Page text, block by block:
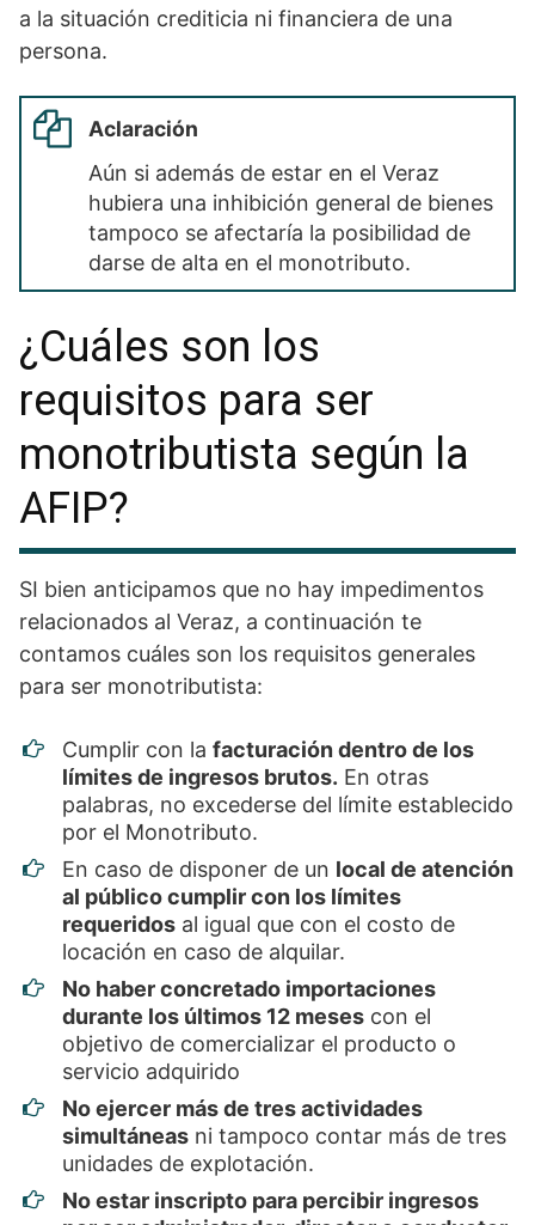
a la situación crediticia ni financiera de una
persona.
Aclaración
Aún si además de estar en el Veraz
hubiera una inhibición general de bienes
tampoco se afectaría la posibilidad de
darse de alta en el monotributo.
¿Cuáles son los
requisitos para ser
monotributista según la
AFIP?
SI bien anticipamos que no hay impedimentos
relacionados al Veraz, a continuación te
contamos cuáles son los requisitos generales
para ser monotributista:
Cumplir con la facturación dentro de los
límites de ingresos brutos. En otras
palabras, no excederse del límite establecido
por el Monotributo.
En caso de disponer de un local de atención
al público cumplir con los límites
requeridos al igual que con el costo de
locación en caso de alquilar.
No haber concretado importaciones
durante los últimos 12 meses con el
objetivo de comercializar el producto o
servicio adquirido
No ejercer más de tres actividades
simultáneas ni tampoco contar más de tres
unidades de explotación.
No estar inscripto para percibir ingresos